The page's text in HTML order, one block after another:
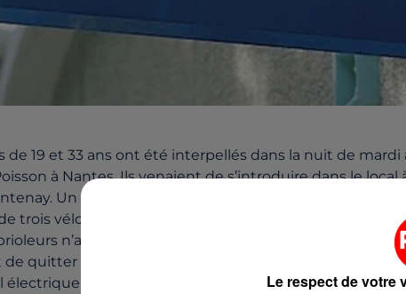
de 19 et 33 ans ont été interpellés dans la nuit de mardi
à Nantes. Ils venaient de s’introduire dans le local
Un habitant a composé le 17 apercevant deux
trois vélos, des antivols retrouvés ensuite dans leur
n’avaient pas imaginé qu’une panne géante
quitter les lieux, les deux hommes se sont en effet
électrique, haut de 2m50, ne pouvait plus s’ouvrir, faute
Le respect de votre